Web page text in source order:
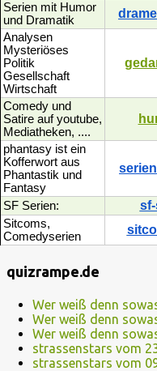
Serien mit Humor
und Dramatik
Analysen
Mysteriöses
Politik
Gesellschaft
Wirtschaft
Comedy und
Satire auf youtube,
Mediatheken, ....
phantasy ist ein
Kofferwort aus
Phantastik und
Fantasy
SF Serien:
Sitcoms,
Comedyserien
quizrampe.de
Wer weiß denn
Wer weiß denn
Wer weiß denn
strassenstars vom
strassenstars vom